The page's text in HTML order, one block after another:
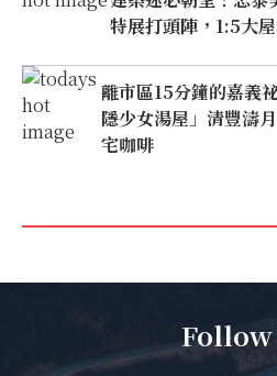
特展打頭陣，1:5大
離市區15分鐘的嘉義
隱少女湯屋」清豐濤
宅咖啡
Follow